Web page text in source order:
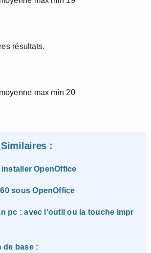
résultats.
:
OpenOffice
sous OpenOffice
pc : avec l’outil ou la touche impr
de base :